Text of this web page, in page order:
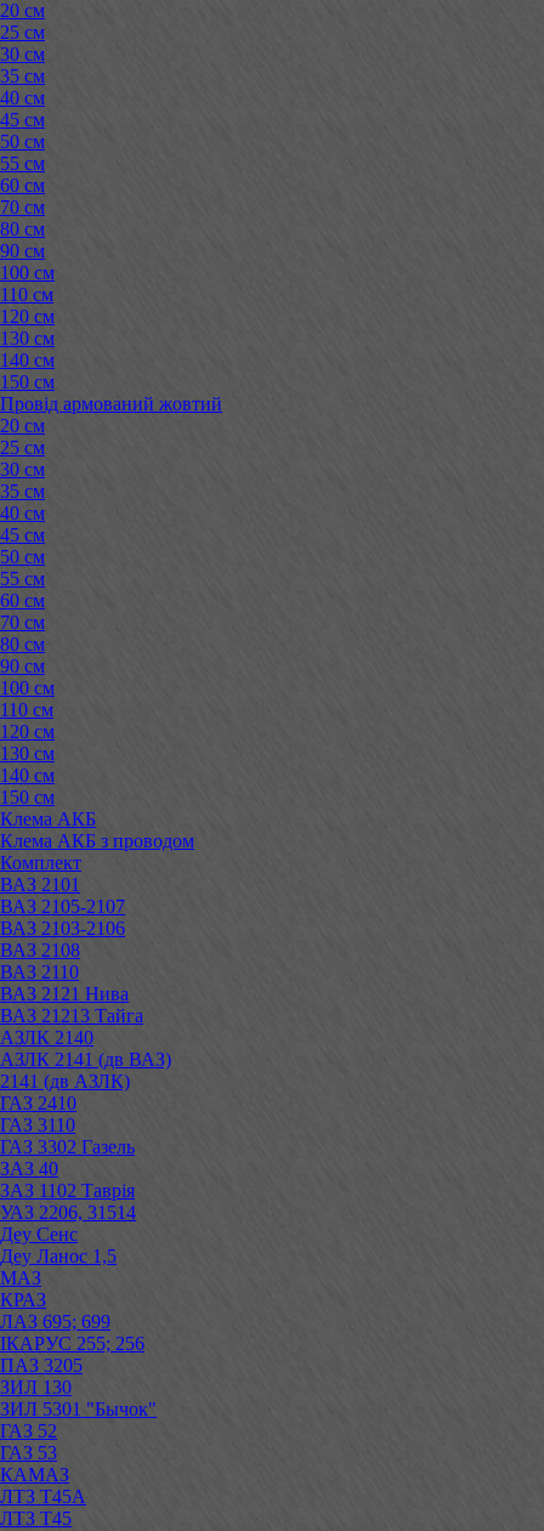
20 см
25 см
30 см
35 см
40 см
45 см
50 см
55 см
60 см
70 см
80 см
90 см
100 см
110 см
120 см
130 см
140 см
150 см
Провід армований жовтий
20 см
25 см
30 см
35 см
40 см
45 см
50 см
55 см
60 см
70 см
80 см
90 см
100 см
110 см
120 см
130 см
140 см
150 см
Клема АКБ
Клема АКБ з проводом
Комплект
ВАЗ 2101
ВАЗ 2105-2107
ВАЗ 2103-2106
ВАЗ 2108
ВАЗ 2110
ВАЗ 2121 Нива
ВАЗ 21213 Тайга
АЗЛК 2140
АЗЛК 2141 (дв ВАЗ)
2141 (дв АЗЛК)
ГАЗ 2410
ГАЗ 3110
ГАЗ 3302 Газель
ЗАЗ 40
ЗАЗ 1102 Таврія
УАЗ 2206, 31514
Деу Сенс
Деу Ланос 1,5
МАЗ
КРАЗ
ЛАЗ 695; 699
ІКАРУС 255; 256
ПАЗ 3205
ЗИЛ 130
ЗИЛ 5301 "Бычок"
ГАЗ 52
ГАЗ 53
КАМАЗ
ЛТЗ Т45А
ЛТЗ Т45